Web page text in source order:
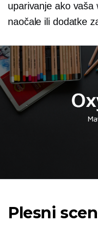
uparivanje ako vaša
naočale ili dodatke
Plesni